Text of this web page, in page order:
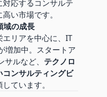
応するコンサルテ
い市場です。
域の成長
リアを中心に、IT
増加中。スタートア
ルなど、 テクノロ
ンサルティングビ
ています。